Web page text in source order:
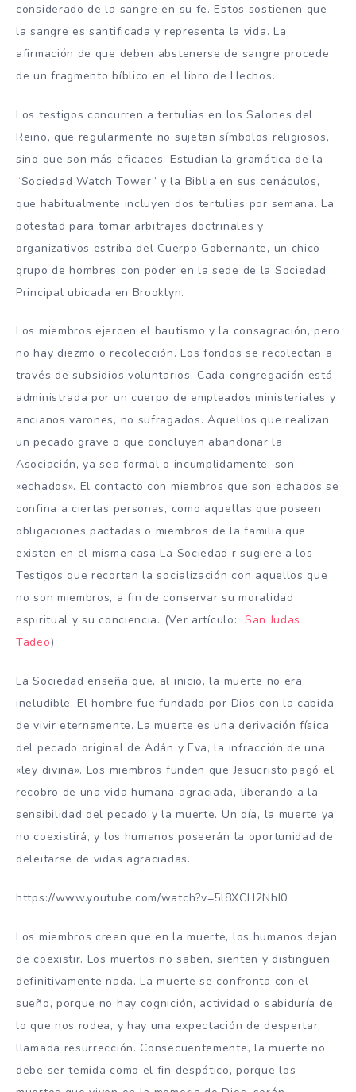
considerado de la sangre en su fe. Estos sostienen que
la sangre es santificada y representa la vida. La
afirmación de que deben abstenerse de sangre procede
de un fragmento bíblico en el libro de Hechos.
Los testigos concurren a tertulias en los Salones del
Reino, que regularmente no sujetan símbolos religiosos,
sino que son más eficaces. Estudian la gramática de la
“Sociedad Watch Tower” y la Biblia en sus cenáculos,
que habitualmente incluyen dos tertulias por semana. La
potestad para tomar arbitrajes doctrinales y
organizativos estriba del Cuerpo Gobernante, un chico
grupo de hombres con poder en la sede de la Sociedad
Principal ubicada en Brooklyn.
Los miembros ejercen el bautismo y la consagración, pero
no hay diezmo o recolección. Los fondos se recolectan a
través de subsidios voluntarios. Cada congregación está
administrada por un cuerpo de empleados ministeriales y
ancianos varones, no sufragados. Aquellos que realizan
un pecado grave o que concluyen abandonar la
Asociación, ya sea formal o incumplidamente, son
«echados». El contacto con miembros que son echados ​​se
confina a ciertas personas, como aquellas que poseen
obligaciones pactadas o miembros de la familia que
existen en el misma casa La Sociedad r sugiere a los
Testigos que recorten la socialización con aquellos que
no son miembros, a fin de conservar su moralidad
espiritual y su conciencia. (Ver artículo: San Judas
Tadeo)
La Sociedad enseña que, al inicio, la muerte no era
ineludible. El hombre fue fundado por Dios con la cabida
de vivir eternamente. La muerte es una derivación física
del pecado original de Adán y Eva, la infracción de una
«ley divina». Los miembros funden que Jesucristo pagó el
recobro de una vida humana agraciada, liberando a la
sensibilidad del pecado y la muerte. Un día, la muerte ya
no coexistirá, y los humanos poseerán la oportunidad de
deleitarse de vidas agraciadas.
https://www.youtube.com/watch?v=5l8XCH2NhI0
Los miembros creen que en la muerte, los humanos dejan
de coexistir. Los muertos no saben, sienten y distinguen
definitivamente nada. La muerte se confronta con el
sueño, porque no hay cognición, actividad o sabiduría de
lo que nos rodea, y hay una expectación de despertar,
llamada resurrección. Consecuentemente, la muerte no
debe ser temida como el fin despótico, porque los